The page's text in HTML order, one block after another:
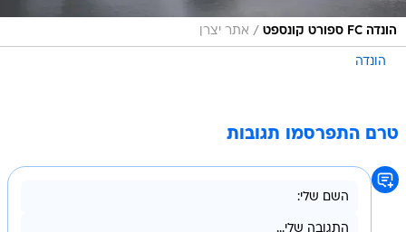
הונדה FC ספורט קונספט / אתר יצרן
הונדה
טרם התפרסמו תגובות